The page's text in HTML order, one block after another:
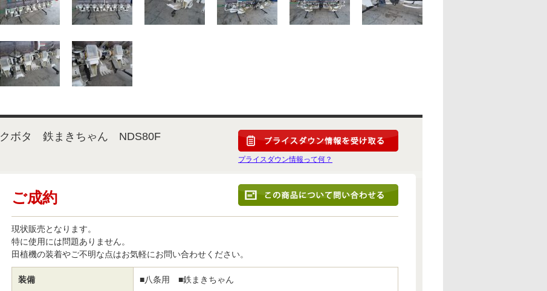
クボタ 鉄まきちゃん NDS80F
プライスダウン情報って何？
ご成約
現状販売となります。
特に使用には問題ありません。
田植機の装着やご不明な点はお気軽にお問い合わせください。
装備 ■八条用 ■鉄まきちゃん